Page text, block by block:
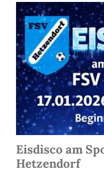
Eisdisco am
Hetzendorf